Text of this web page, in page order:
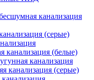
канализация
(серые)
канализация (белые)
канализация
канализация (серые)